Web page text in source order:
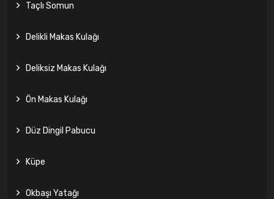
Taçlı Somun
Delikli Makas Kulağı
Deliksiz Makas Kulağı
Ön Makas Kulağı
Düz Dingil Pabucu
Küpe
Okbaşı Yatağı